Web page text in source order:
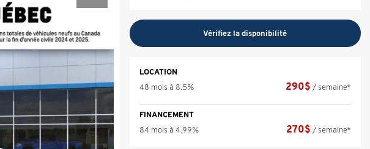
Vérifiez la disponibilité
LOCATION
48 mois à 8.5%
290$ / semaine*
FINANCEMENT
84 mois à 4.99%
270$ / semaine*